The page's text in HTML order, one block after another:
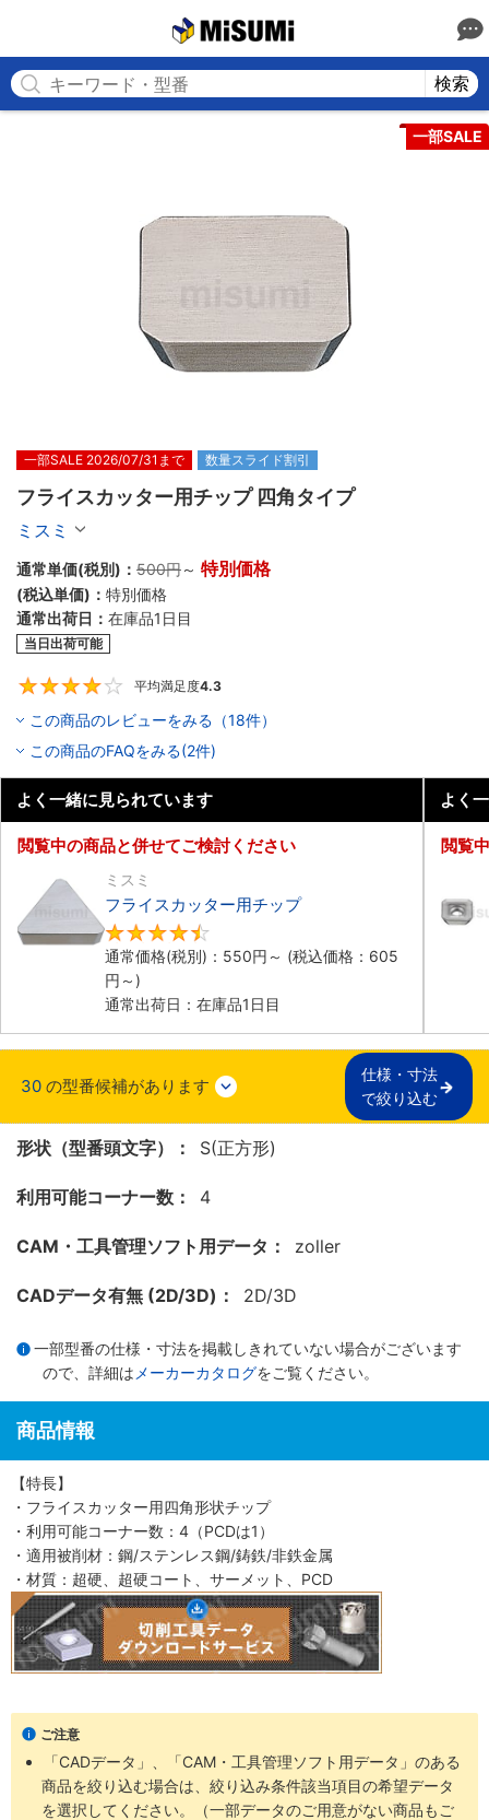
検索
一部SALE
一部SALE 2026/07/31まで 数量スライド割引
フライスカッター用チップ 四角タイプ
ミスミ
通常単価(税別)： 500円～ 特別価格
(税込単価)： 特別価格
通常出荷日： 在庫品1日目
当日出荷可能
平均満足度4.3
この商品のレビューをみる（18件）
この商品のFAQをみる(2件)
よく一緒に見られています
閲覧中の商品と併せてご検討ください
ミスミ
フライスカッター用チップ
通常価格(税別)： 550円 ～ (税込価格： 605
円 ～)
通常出荷日：在庫品1日目
よく
閲覧
30 の型番候補があります
仕様・寸法
で絞り込む
形状（型番頭文字）： S(正方形)
利用可能コーナー数： 4
CAM・工具管理ソフト用データ： zoller
CADデータ有無 (2D/3D)： 2D/3D
一部型番の仕様・寸法を掲載しきれていない場合がございます
ので、詳細は メーカーカタログをご覧ください。
商品情報
【特長】
・フライスカッター用四角形状チップ
・利用可能コーナー数：4（PCDは1）
・適用被削材：鋼/ステンレス鋼/鋳鉄/非鉄金属
・材質：超硬、超硬コート、サーメット、PCD
ご注意
「CADデータ」、「CAM・工具管理ソフト用データ」のある
商品を絞り込む場合は、絞り込み条件該当項目の希望データ
を選択してください。（一部データのご用意がない商品もご